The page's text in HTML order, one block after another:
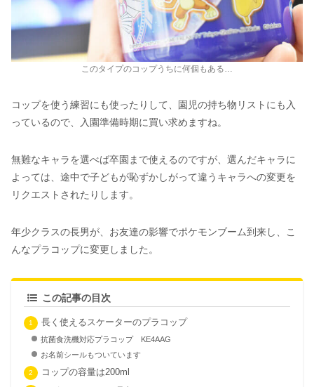
このタイプのコップうちに何個もある…
コップを使う練習にも使ったりして、園児の持ち物リストにも入
っているので、入園準備時期に買い求めますね。
無難なキャラを選べば卒園まで使えるのですが、選んだキャラに
よっては、途中で子どもが恥ずかしがって違うキャラへの変更を
リクエストされたりします。
年少クラスの長男が、お友達の影響でポケモンブーム到来し、こ
んなプラコップに変更しました。
この記事の目次
長く使えるスケーターのプラコップ
抗菌食洗機対応プラコップ KE4AAG
お名前シールもついています
コップの容量は200ml